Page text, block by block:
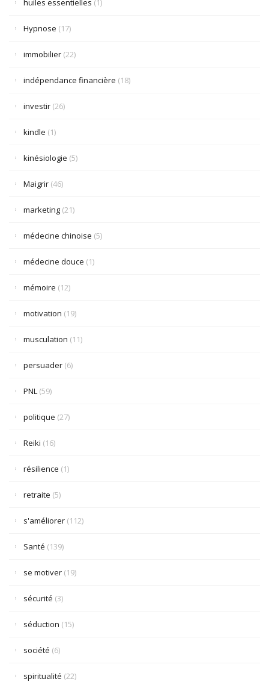
Hypnose (17)
immobilier (22)
indépendance financière (18)
investir (26)
kindle (1)
kinésiologie (5)
Maigrir (46)
marketing (21)
médecine chinoise (5)
médecine douce (1)
mémoire (12)
motivation (19)
musculation (11)
persuader (6)
PNL (59)
politique (27)
Reiki (16)
résilience (1)
retraite (5)
s'améliorer (112)
Santé (139)
se motiver (19)
sécurité (3)
séduction (15)
société (6)
spiritualité (22)